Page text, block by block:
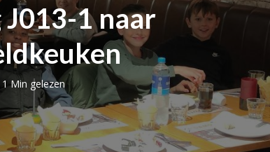
1 naar
1 Min gelezen